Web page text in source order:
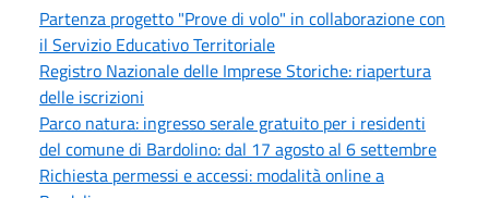
Partenza progetto "Prove di volo" in collaborazione con
il Servizio Educativo Territoriale
Registro Nazionale delle Imprese Storiche: riapertura
delle iscrizioni
Parco natura: ingresso serale gratuito per i residenti
del comune di Bardolino: dal 17 agosto al 6 settembre
Richiesta permessi e accessi: modalità online a